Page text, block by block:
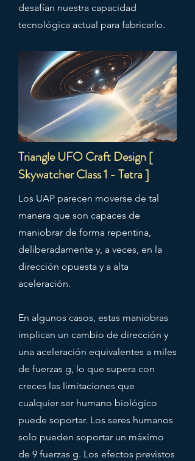
desafían nuestra capacidad
tecnológica actual para fabricarlo.
Triangle UFO Craft Design [
Skywatcher Class 1 - Tetra ]
Los UAP parecen moverse de tal
manera que son capaces de
maniobrar de forma repentina,
deliberadamente y, a veces, en la
dirección opuesta y a alta
aceleración.
En algunos casos, estas maniobras
implican un cambio de dirección y
una aceleración equivalentes a miles
de fuerzas g, lo que supera con
creces las limitaciones que
cualquier ser humano biológico
puede soportar. Los seres humanos
solo pueden soportar un máximo
de 9 fuerzas g. Los efectos previstos